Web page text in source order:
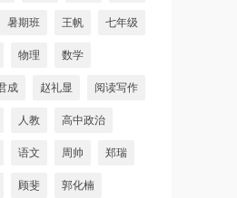
暑期班 王帆 七年级
物理 数学
成 赵礼显 阅读写作
人教 高中政治
语文 周帅 郑瑞
顾斐 郭化楠